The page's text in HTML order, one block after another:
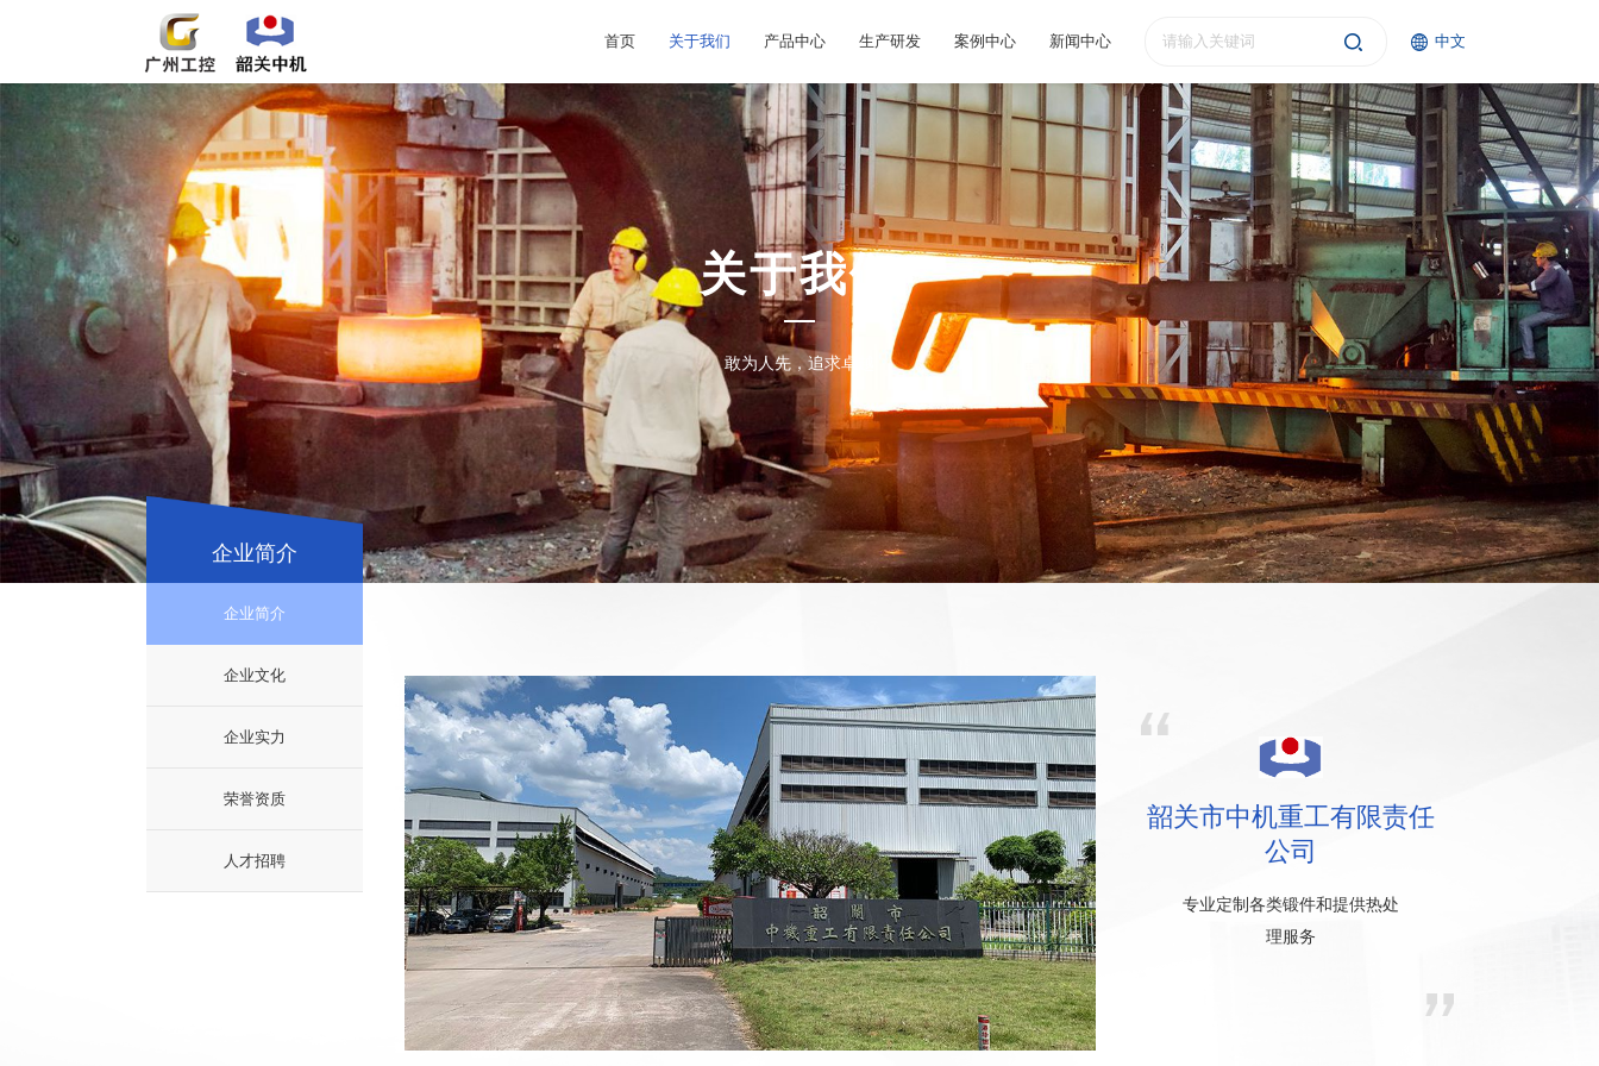
首页 关于我们 产品中心 生产研发 案例中心 新闻中心 中文
关于我们
敢为人先，追求卓越
企业简介
企业简介
企业文化
企业实力
荣誉资质
人才招聘
韶关市中机重工有限责任
公司
专业定制各类锻件和提供热处
理服务